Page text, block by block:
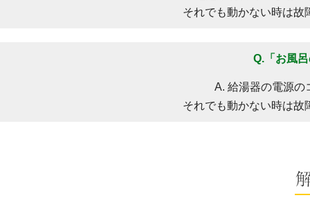
それでも動かない時は故
Q.「お風
A. 給湯器の電源の
それでも動かない時は故